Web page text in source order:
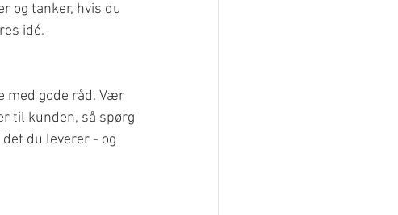
og tanker, hvis du
idé.
med gode råd. Vær
til kunden, så spørg
du leverer - og